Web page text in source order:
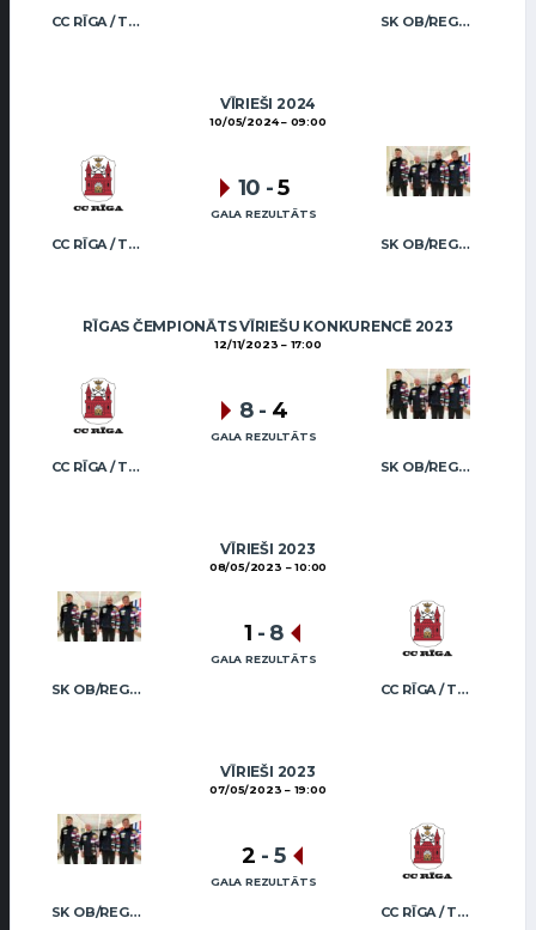
CC RĪGA / TRUKŠĀNS SK OB/REGŽA MEN
VĪRIEŠI 2024
10/05/2024 09:00
CC RĪGA / TRUKŠĀNS SK OB/REGŽA MEN
10 -5
GALA REZULTĀTS
RĪGAS ČEMPIONĀTS VĪRIEŠU KONKURENCĒ 2023
12/11/2023 17:00
CC RĪGA / TRUKŠĀNS SK OB/REGŽA MEN
8 - 4
GALA REZULTĀTS
VĪRIEŠI 2023
08/05/2023 10:00
SK OB/REGŽA MEN CC RĪGA / TRUKŠĀNS
1 - 8
GALA REZULTĀTS
VĪRIEŠI 2023
07/05/2023 19:00
SK OB/REGŽA MEN CC RĪGA / TRUKŠĀNS
2 - 5
GALA REZULTĀTS